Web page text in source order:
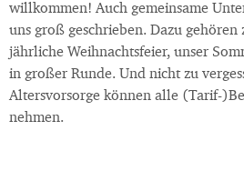
willkommen! Auch gemeinsame
uns groß geschrieben. Dazu gehören
jährliche Weihnachtsfeier, unser
in großer Runde. Und nicht zu
Altersvorsorge können alle (Tarif-
nehmen.